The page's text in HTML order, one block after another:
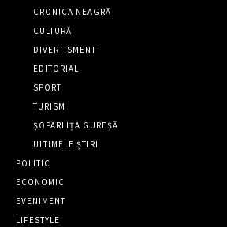
CRONICA NEAGRĂ
CULTURĂ
DIVERTISMENT
EDITORIAL
SPORT
TURISM
ȘOPÂRLIȚA GUREȘĂ
ULTIMELE ȘTIRI
POLITIC
ECONOMIC
EVENIMENT
LIFESTYLE